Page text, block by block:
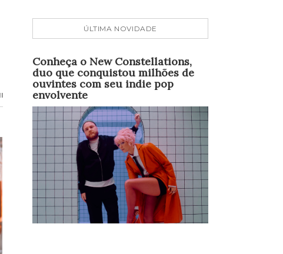
ÚLTIMA NOVIDADE
Conheça o New Constellations,
duo que conquistou milhões de
ouvintes com seu indie pop
envolvente